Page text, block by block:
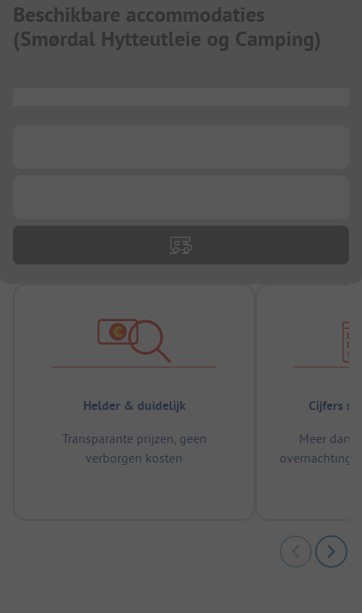
Beschikbare accommodaties
(Smørdal Hytteutleie og Camping)
Helder & duidelijk
Transparante prijzen, geen
verborgen kosten
Cijfers
Meer dan